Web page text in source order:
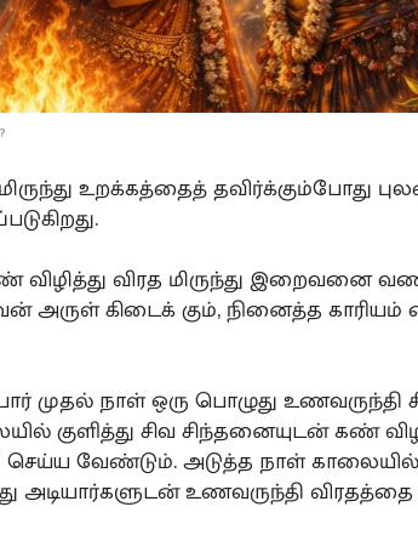
உறக்கத்தைத் தவிர்க்கும்போது
விழித்து விரத மிருந்து இறைவனை
அருள் கிடைக் கும், நினைத்த காரியம்
முதல் நாள் ஒரு பொழுது உணவருந்தி
குளித்து சிவ சிந்தனையுடன் கண்
செய்ய வேண்டும். அடுத்த நாள் காலையில்
அடியார்களுடன் உணவருந்தி விரதத்தை